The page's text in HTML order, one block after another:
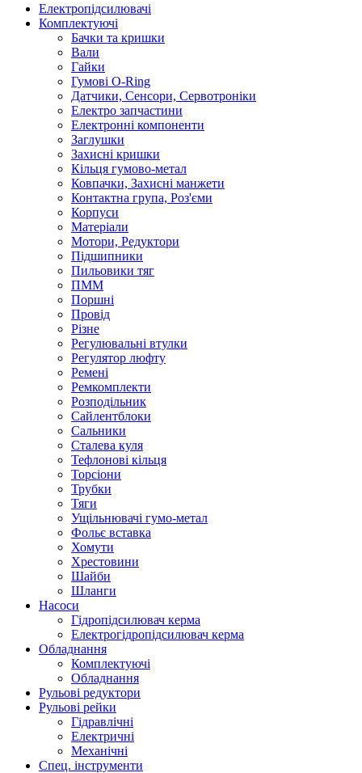
Електропідсилювачі
Комплектуючі
Бачки та кришки
Вали
Гайки
Гумові O-Ring
Датчики, Сенсори, Сервотроніки
Електро запчастини
Електронні компоненти
Заглушки
Захисні кришки
Кільця гумово-метал
Ковпачки, Захисні манжети
Контактна група, Роз'єми
Корпуси
Матеріали
Мотори, Редуктори
Підшипники
Пильовики тяг
ПММ
Поршні
Провід
Різне
Регулювальні втулки
Регулятор люфту
Ремені
Ремкомплекти
Розподільник
Сайлентблоки
Сальники
Сталева куля
Тефлонові кільця
Торсіони
Трубки
Тяги
Ущільнювачі гумо-метал
Фольє вставка
Хомути
Хрестовини
Шайби
Шланги
Насоси
Гідропідсилювач керма
Електрогідропідсилювач керма
Обладнання
Комплектуючі
Обладнання
Рульові редуктори
Рульові рейки
Гідравлічні
Електричні
Механічні
Спец. інструменти